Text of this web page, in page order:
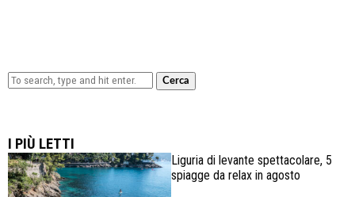
Cerca
I PIÙ LETTI
Liguria di levante spettacolare, 5
spiagge da relax in agosto